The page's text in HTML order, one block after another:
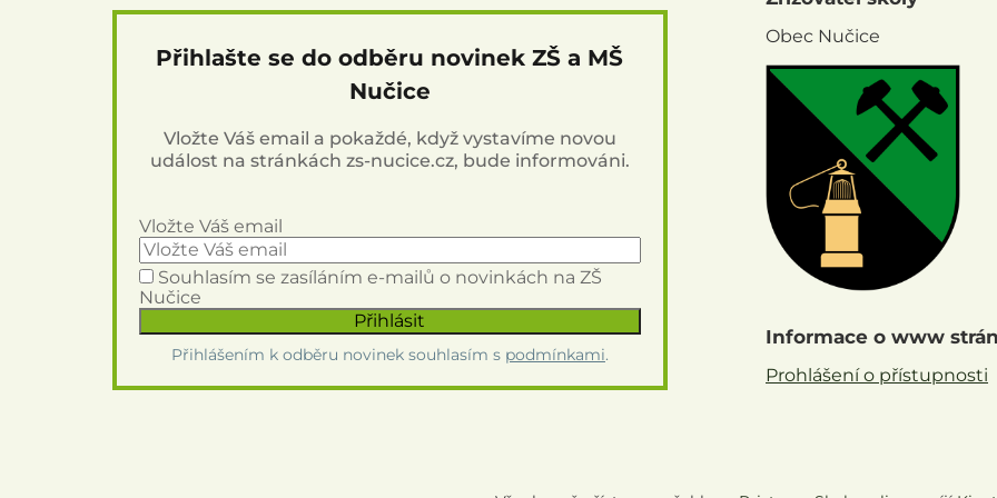
Přihlašte se do odběru novinek ZŠ a MŠ
Nučice
Vložte Váš email a pokaždé, když vystavíme novou
událost na stránkách zs-nucice.cz, bude informováni.
Vložte Váš email
Souhlasím se zasíláním e-mailů o novinkách na ZŠ
Nučice
Přihlášením k odběru novinek souhlasím s podmínkami.
Obec Nučice
Informace o www
Prohlášení o přístupnosti